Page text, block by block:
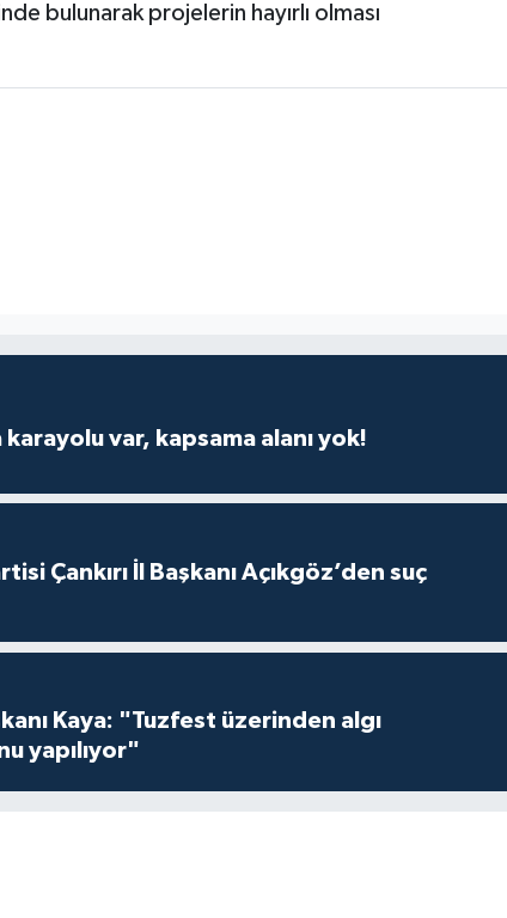
bulunarak projelerin hayırlı olması
karayolu var, kapsama alanı yok!
Çankırı İl Başkanı Açıkgöz’den suç
Kaya: "Tuzfest üzerinden algı
yapılıyor"